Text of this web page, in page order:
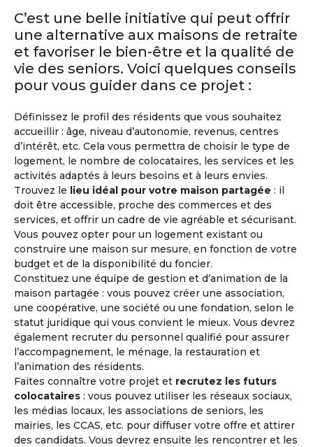
C’est une belle initiative qui peut offrir
une alternative aux maisons de retraite
et favoriser le bien-être et la qualité de
vie des seniors. Voici quelques conseils
pour vous guider dans ce projet :
Définissez le profil des résidents que vous souhaitez
accueillir : âge, niveau d’autonomie, revenus, centres
d’intérêt, etc. Cela vous permettra de choisir le type de
logement, le nombre de colocataires, les services et les
activités adaptés à leurs besoins et à leurs envies.
Trouvez le lieu idéal pour votre maison partagée : il
doit être accessible, proche des commerces et des
services, et offrir un cadre de vie agréable et sécurisant.
Vous pouvez opter pour un logement existant ou
construire une maison sur mesure, en fonction de votre
budget et de la disponibilité du foncier.
Constituez une équipe de gestion et d’animation de la
maison partagée : vous pouvez créer une association,
une coopérative, une société ou une fondation, selon le
statut juridique qui vous convient le mieux. Vous devrez
également recruter du personnel qualifié pour assurer
l’accompagnement, le ménage, la restauration et
l’animation des résidents.
Faites connaître votre projet et recrutez les futurs
colocataires : vous pouvez utiliser les réseaux sociaux,
les médias locaux, les associations de seniors, les
mairies, les CCAS, etc. pour diffuser votre offre et attirer
des candidats. Vous devrez ensuite les rencontrer et les
RetraiteMaroc
Un pays à proximité de l’Europe où il fait très
bon vivre avec au moins 300 jours de soleil à
l’année. Un véritable dépaysement culturel avec
un peuple marocain accueillant et chaleureux.
Gastronomie marocaine : les plats les plus
connus du pays, comme le couscous ou le tajine
de poulet sans oublier, pour le dessert les
cornes de gazelle ou des bechkitos.
M'inscrire et créer mon profil
"Contrairement à une résidence classique pour
séniors où chacun est enfermé chez soi, nous avons
fait le choix du vivre ensemble. Ici, les décisions sont
prises au consensus parmi les futurs habitants du
projet."